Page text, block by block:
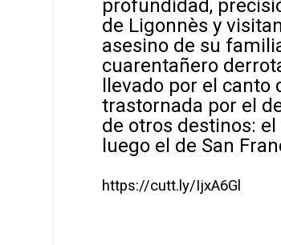
profundidad,
de Ligonnès y
asesino de su
cuarentañero
llevado por el canto
trastornada por el
de otros destinos:
luego el de San
https://cutt.ly/IjxA6Gl